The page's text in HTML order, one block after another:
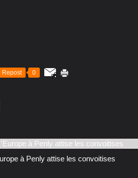
Repost 0
à Penly attise les convoitises